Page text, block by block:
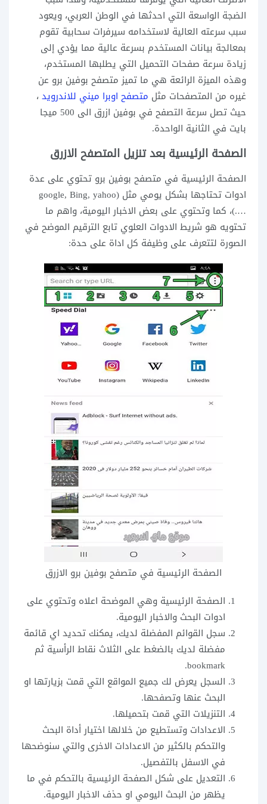
الضجة الواسعة التي احدثها في الوطن العربي، ويعود
سبب سرعته العالية لاستخدامه سيرفرات سحابية تقوم
بمعالجة بيانات المستخدم بسرعة عالية مما يؤدي إلى
زيادة سرعة صفحات التحميل التي يطلبها المستخدم،
وهذه الميزة الرائعة هي ما تميز متصفح بوفين برو عن
غيره من المتصفحات مثل متصفح اوبرا ميني للاندرويد،
حيث تصل سرعة التصفح في بوفين ازرق الى 500 ميجا
بايت في الثانية الواحدة.
الصفحة الرئيسية بعد تنزيل المتصفح الازرق
الصفحة الرئيسية في متصفح بوفين برو تحتوي على عدة
ادوات تحتاجها بشكل يومي مثل (google, Bing, yahoo
….)، كما وتحتوي على بعض الاخبار اليومية، واهم ما
تحتويه هو شريط الادوات العلوي تابع الترقيم الموضح في
الصورة لتتعرف على وظيفة كل اداة على حدة:
الصفحة الرئيسية في متصفح بوفين برو الازرق
الصفحة الرئيسية وهي الموضحة اعلاه وتحتوي على
ادوات البحث والاخبار اليومية.
سجل القوائم المفضلة لديك، يمكنك تحديد اي قائمة
مفضلة لديك بالضغط على الثلاث نقاط الرأسية ثم
bookmark.
السجل يعرض لك جميع المواقع التي قمت بزيارتها او
البحث عنها وتصفحها.
التنزيلات التي قمت بتحميلها.
الاعدادات وتستطيع من خلالها اختيار أداة البحث
والتحكم بالكثير من الاعدادات الاخرى والتي سنوضحها
في الاسفل بالتفصيل.
التعديل على شكل الصفحة الرئيسية بالتحكم في ما
يظهر من البحث اليومي او حذف الاخبار اليومية.